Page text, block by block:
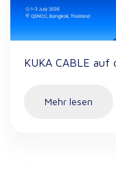
KUKA CABLE auf
Mehr lesen